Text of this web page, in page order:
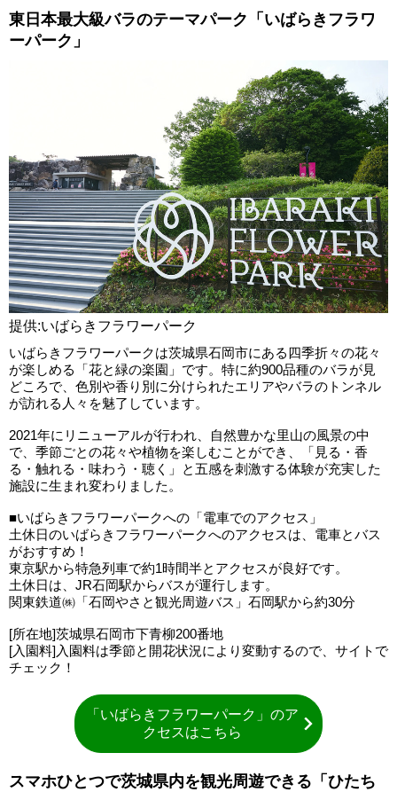
東日本最大級バラのテーマパーク「いばらきフラワ
ーパーク」
提供:いばらきフラワーパーク
いばらきフラワーパークは茨城県石岡市にある四季折々の花々
が楽しめる「花と緑の楽園」です。特に約900品種のバラが見
どころで、色別や香り別に分けられたエリアやバラのトンネル
が訪れる人々を魅了しています。
2021年にリニューアルが行われ、自然豊かな里山の風景の中
で、季節ごとの花々や植物を楽しむことができ、「見る・香
る・触れる・味わう・聴く」と五感を刺激する体験が充実した
施設に生まれ変わりました。
■いばらきフラワーパークへの「電車でのアクセス」
土休日のいばらきフラワーパークへのアクセスは、電車とバス
がおすすめ！
東京駅から特急列車で約1時間半とアクセスが良好です。
土休日は、JR石岡駅からバスが運行します。
関東鉄道㈱「石岡やさと観光周遊バス」石岡駅から約30分
[所在地]茨城県石岡市下青柳200番地
[入園料]入園料は季節と開花状況により変動するので、サイトで
チェック！
「いばらきフラワーパーク」のア
クセスはこちら
スマホひとつで茨城県内を観光周遊できる「ひたち